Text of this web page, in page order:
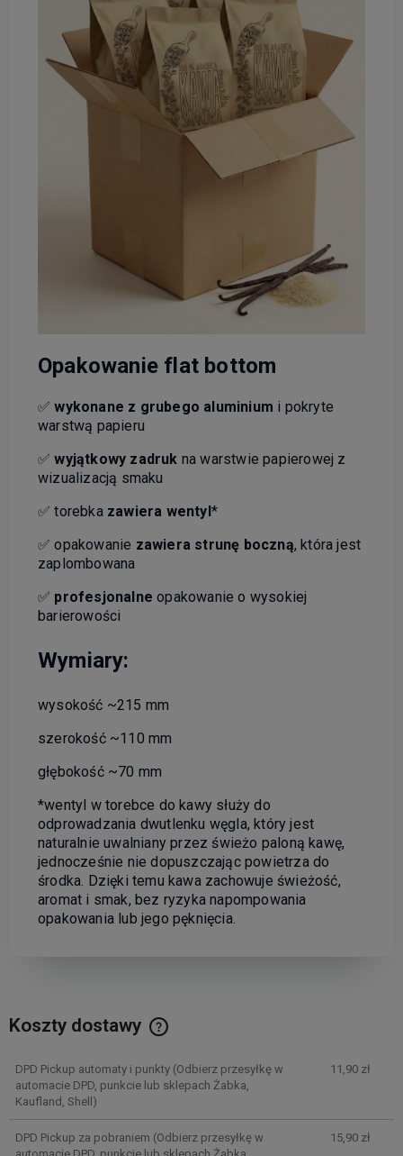
Opakowanie flat bottom
✅wykonane z grubego aluminium i pokryte
warstwą papieru
✅wyjątkowy zadruk na warstwie papierowej z
wizualizacją smaku
✅ torebka zawiera wentyl*
✅ opakowanie zawiera strunę boczną, która jest
zaplombowana
✅ profesjonalneopakowanie o wysokiej
barierowości
Wymiary:
wysokość ~215 mm
szerokość ~110 mm
głębokość ~70 mm
*wentyl w torebce do kawy służy do
odprowadzania dwutlenku węgla, który jest
naturalnie uwalniany przez świeżo paloną kawę,
jednocześnie nie dopuszczając powietrza do
środka. Dzięki temu kawa zachowuje świeżość,
aromat i smak, bez ryzyka napompowania
opakowania lub jego pęknięcia.
Koszty dostawy
DPD Pickup automaty i punkty(Odbierz przesyłkę w
automacie DPD, punkcie lub sklepach Żabka,
Kaufland, Shell)
11,90 zł
DPD Pickup za pobraniem (Odbierz przesyłkę w
15,90 zł